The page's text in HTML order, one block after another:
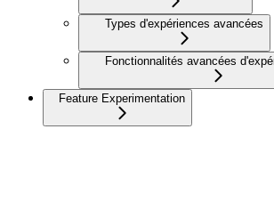
Types d'expériences avancées
Fonctionnalités avancées
Feature Experimentation